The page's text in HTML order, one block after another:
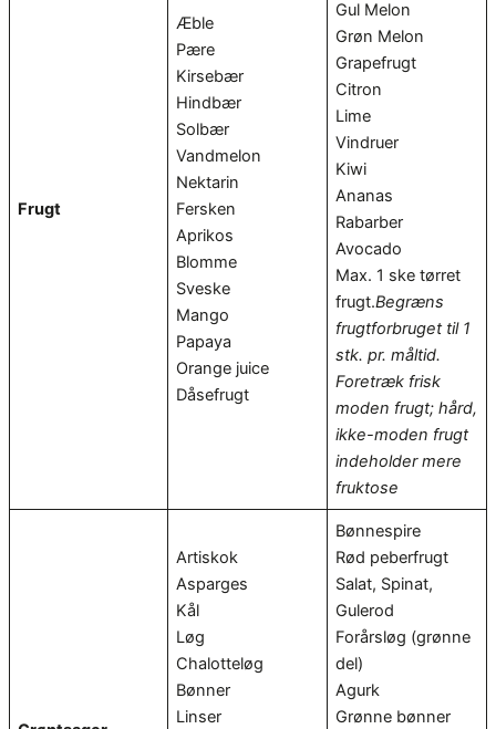
Frugt
Æble
Pære
Kirsebær
Hindbær
Solbær
Vandmelon
Nektarin
Fersken
Aprikos
Blomme
Sveske
Mango
Papaya
Orange juice
Dåsefrugt
Gul Melon
Grøn Melon
Grapefrugt
Citron
Lime
Vindruer
Kiwi
Ananas
Rabarber
Avocado
Max. 1 ske tørret
frugt.Begræns
frugtforbruget til 1
stk. pr. måltid.
Foretræk frisk
moden frugt; hård,
ikke-moden frugt
indeholder mere
fruktose
Artiskok
Asparges
Kål
Løg
Chalotteløg
Bønner
Linser
Bønnespire
Rød peberfrugt
Salat, Spinat,
Gulerod
Forårsløg (grønne
del)
Agurk
Grønne bønner